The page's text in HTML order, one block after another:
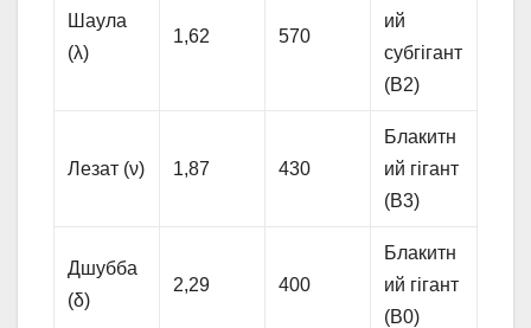
Шаула
(λ)
1,62 570
ий
субгігант
(B2)
Лезат (ν) 1,87 430
Блакитн
ий гігант
(B3)
Дшубба
(δ)
2,29 400
Блакитн
ий гігант
(B0)